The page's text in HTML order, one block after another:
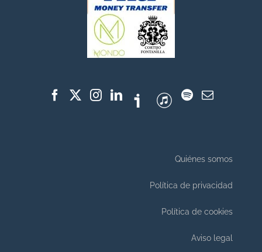
Quiénes somos
Política de privacidad
Política de cookies
Aviso legal